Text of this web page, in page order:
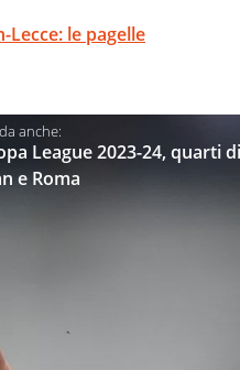
Lecce: le pagelle
League 2023-24, quarti
e Roma